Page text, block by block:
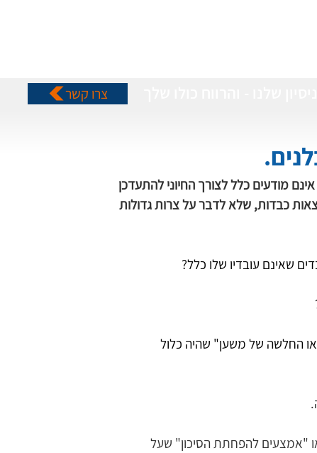
צרו קשר
מודעים כלל לצורך החיוני להתעדכן
כבדות, שלא לדבר על צרות גדולות
שאינם עובדיו שלו כלל?
החלשה של משען" שהיה כלול
"אמצעים להפחתת הסיכון" שעל